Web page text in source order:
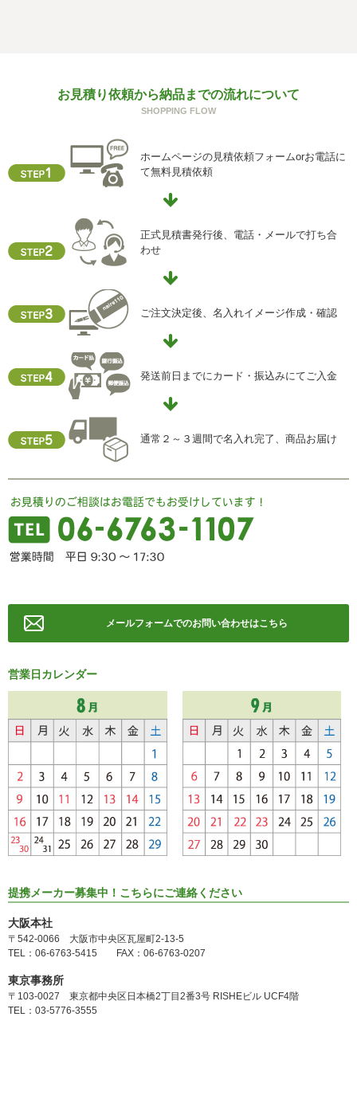
ご本人からの求めにより、当社が保有する保有個人データ
に関する開示、利用目的の通知、内容の訂正・追加または
供記録の開示(以下、開示等という)に応じます。
開示等に応ずる窓口は、下記「当社の個人情報の取扱いに
関する苦情、相談等の問合せ先」を参照してください。
クッキーやウェブビーコン等を用いるなどして、本人が容
易に認識できない方法による個人情報の取得を行っており
ません。
i) 個人情報保護方針
当社ホームページの個人情報保護方針をご覧下さい
住所 ：大阪市中央区瓦屋町2-13-5
TEL ： 06-6763-5415
FAX ： 06-6763-0829
お見積り依頼から納品までの流れについて
SHOPPING FLOW
ホームページの見積依頼フォームorお電話に
て無料見積依頼
正式見積書発行後、電話・メールで打ち合
わせ
ご注文決定後、名入れイメージ作成・確認
発送前日までにカード・振込みにてご入金
通常２～３週間で名入れ完了、商品お届け
メールフォームでのお問い合わせはこちら
営業日カレンダー
提携メーカー募集中！こちらにご連絡ください
大阪本社
〒542-0066 大阪市中央区瓦屋町2-13-5
TEL：06-6763-5415 FAX：06-6763-0207
東京事務所
〒103-0027 東京都中央区日本橋2丁目2番3号 RISHEビル UCF4階
TEL：03-5776-3555